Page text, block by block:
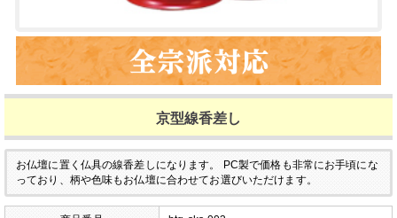
京型線香差し
お仏壇に置く仏具の線香差しになります。
PC製で価格も非常にお手頃にな
っており、柄や色味もお仏壇に合わせてお選びいただけます。